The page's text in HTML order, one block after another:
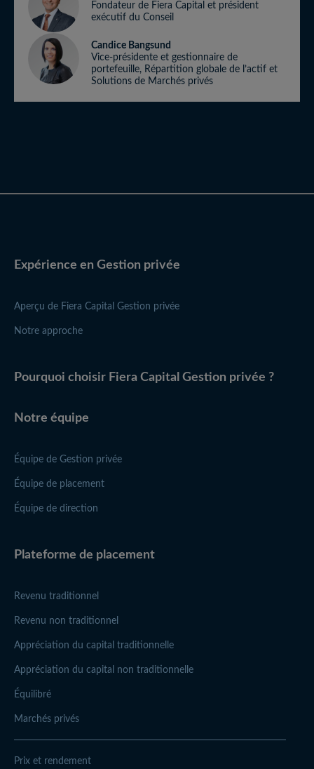
Fondateur de Fiera Capital et président
exécutif du Conseil
Candice Bangsund
Vice-présidente et gestionnaire de
portefeuille, Répartition globale de l’actif et
Solutions de Marchés privés
Expérience en Gestion privée
Aperçu de Fiera Capital Gestion privée
Notre approche
Pourquoi choisir Fiera Capital Gestion privée ?
Notre équipe
Équipe de Gestion privée
Équipe de placement
Équipe de direction
Plateforme de placement
Revenu traditionnel
Revenu non traditionnel
Appréciation du capital traditionnelle
Appréciation du capital non traditionnelle
Équilibré
Marchés privés
Prix et rendement